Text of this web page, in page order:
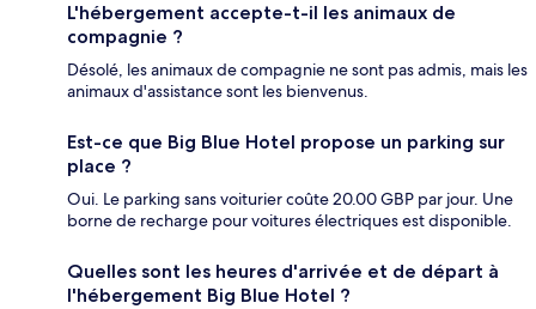
L'hébergement accepte-t-il les animaux de
compagnie ?
Désolé, les animaux de compagnie ne sont pas admis, mais les
animaux d'assistance sont les bienvenus.
Est-ce que Big Blue Hotel propose un parking sur
place ?
Oui. Le parking sans voiturier coûte 20.00 GBP par jour. Une
borne de recharge pour voitures électriques est disponible.
Quelles sont les heures d'arrivée et de départ à
l'hébergement Big Blue Hotel ?